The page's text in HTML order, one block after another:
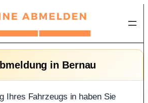
in Bernau
Ihres Fahrzeugs in haben Sie